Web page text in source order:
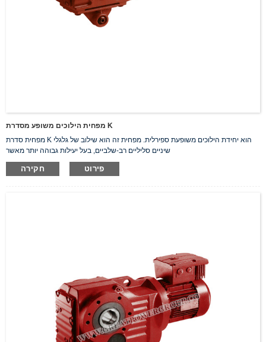
מפחית הילוכים משופע מסדרת K
מפחית סדרת K הוא יחידת הילוכים משופעת ספירלית. מפחית זה הוא שילוב של גלגלי
שיניים סליליים רב-שלביים, בעל יעילות גבוהה יותר מאשר
חקירה פירוט